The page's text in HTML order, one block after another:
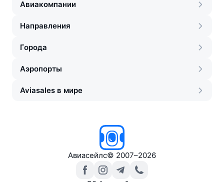
Авиакомпании
Направления
Города
Аэропорты
Aviasales в мире
Авиасейлс© 2007–2026